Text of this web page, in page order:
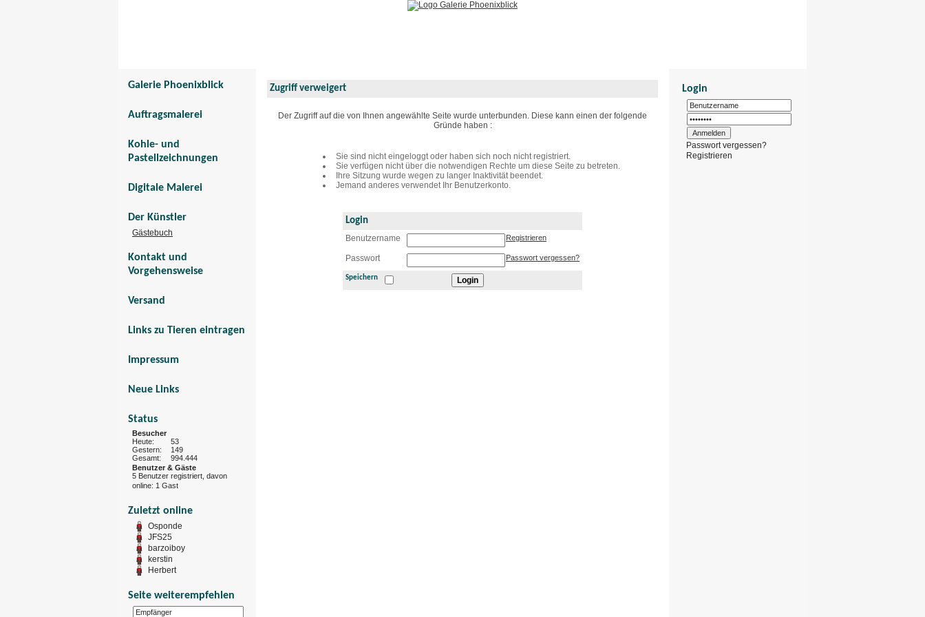
Galerie Phoenixblick
Auftragsmalerei
Kohle- und
Pastellzeichnungen
Digitale Malerei
Der Künstler
Gästebuch
Kontakt und
Vorgehensweise
Versand
Links zu Tieren eintragen
Impressum
Neue Links
Status
Besucher
Heute:
53
Gestern:
149
Gesamt:
994.444
Benutzer & Gäste
5 Benutzer registriert, davon
online: 1 Gast
Zuletzt online
Osponde
JFS25
barzoiboy
kerstin
Herbert
Seite weiterempfehlen
Zugriff verweigert
Der Zugriff auf die von Ihnen angewählte Seite wurde unterbunden. Diese kann einen der folgende
Gründe haben :
Sie sind nicht eingeloggt oder haben sich noch nicht registriert.
Sie verfügen nicht über die notwendigen Rechte um diese Seite zu betreten.
Ihre Sitzung wurde wegen zu langer Inaktivität beendet.
Jemand anderes verwendet Ihr Benutzerkonto.
Login
Benutzername Registrieren
Passwort Passwort vergessen?
Speichern
Login
Passwort vergessen?
Registrieren